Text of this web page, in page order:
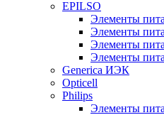
EPILSO
Элементы
Элементы
Элементы
Элементы
Generica ИЭК
Opticell
Philips
Элементы